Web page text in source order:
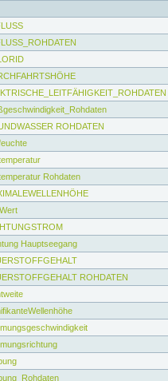
ROHDATEN
Rohdaten
Hauptseegang
ROHDATEN